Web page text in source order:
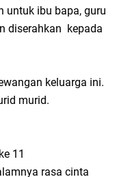
untuk ibu bapa, guru
diserahkan kepada
keluarga ini.
murid.
11
rasa cinta